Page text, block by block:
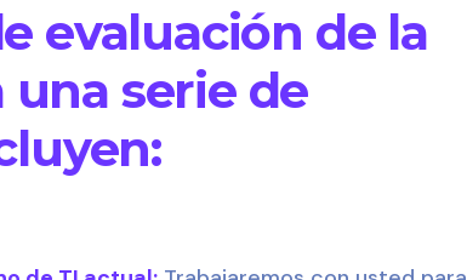
evaluación de la
serie de